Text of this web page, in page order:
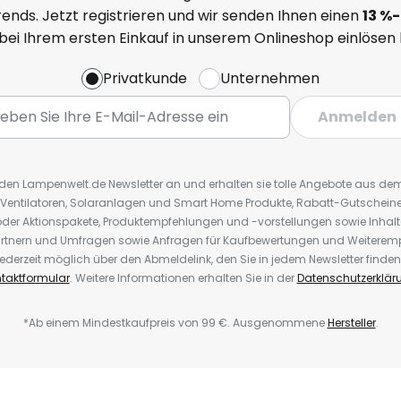
Jetzt registrieren und wir senden Ihnen einen13 %
Ihrem ersten Einkauf in unserem Onlineshop
Privatkunde
Unternehmen
Anmelden
Lampenwelt.de Newsletter an und erhalten sie tolle Angebote aus
Solaranlagen und Smart Home Produkte, Rabatt-
Aktionspakete, Produktempfehlungen und -vorstellungen sowie
und Umfragen sowie Anfragen für Kaufbewertungen und
möglich über den Abmeldelink, den Sie in jedem Newsletter
. Weitere Informationen erhalten Sie in der
*Ab einem Mindestkaufpreis von 99 €. AusgenommeneHersteller.